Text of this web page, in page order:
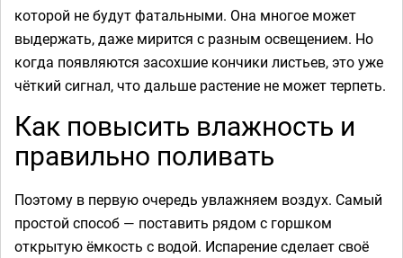
которой не будут фатальными. Она многое может
выдержать, даже мирится с разным освещением. Но
когда появляются засохшие кончики листьев, это уже
чёткий сигнал, что дальше растение не может терпеть.
Как повысить влажность и
правильно поливать
Поэтому в первую очередь увлажняем воздух. Самый
простой способ — поставить рядом с горшком
открытую ёмкость с водой. Испарение сделает своё